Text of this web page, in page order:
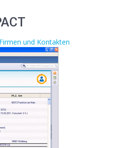
und Kontakten